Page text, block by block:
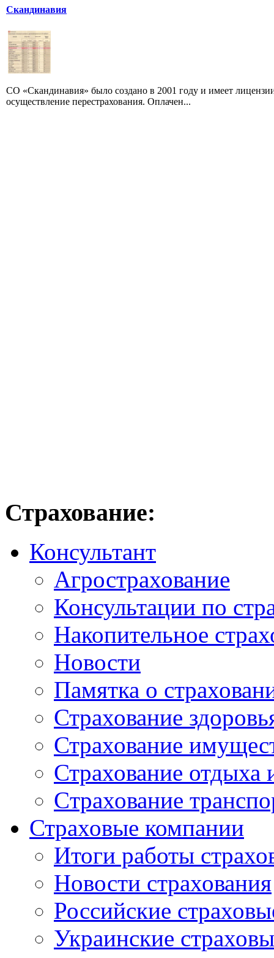
Скандинавия
СО «Скандинавия» было создано в 2001 году и имеет
осуществление перестрахования. Оплачен...
Страхование:
Консультант
Агрострахование
Консультации по
Накопительное
Новости
Памятка о
Страхование
Страхование
Страхование отдыха
Cтрахование
Страховые компании
Итоги работы
Новости страхования
Российские
Украинские